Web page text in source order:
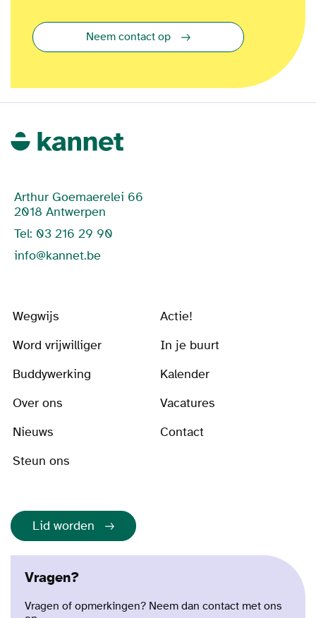
Neem contact op
Arthur Goemaerelei 66
2018 Antwerpen
Tel: 03 216 29 90
info@kannet.be
Wegwijs
Actie!
Word vrijwilliger
In je buurt
Buddywerking
Kalender
Over ons
Vacatures
Nieuws
Contact
Steun ons
Lid worden
Vragen?
Vragen of opmerkingen? Neem dan contact met ons